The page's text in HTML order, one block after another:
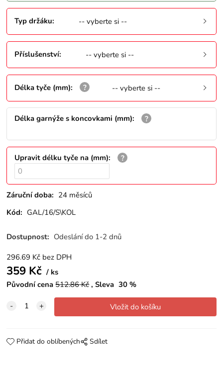
Typ držáku: -- vyberte si --
Příslušenství: -- vyberte si --
Délka tyče (mm): -- vyberte si --
Délka garnýže s koncovkami (mm):
Upravit délku tyče na (mm):
Záruční doba: 24 měsíců
Kód: GAL/16/S\KOL
Dostupnost: Odeslání do 1-2 dnů
296.69 Kč bez DPH
359 Kč
ks
Původní cena 512.86Kč Sleva 30 %
Přidat do oblíbených Sdílet